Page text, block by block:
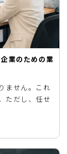
業のための業
ません。これ
ただし、任せ